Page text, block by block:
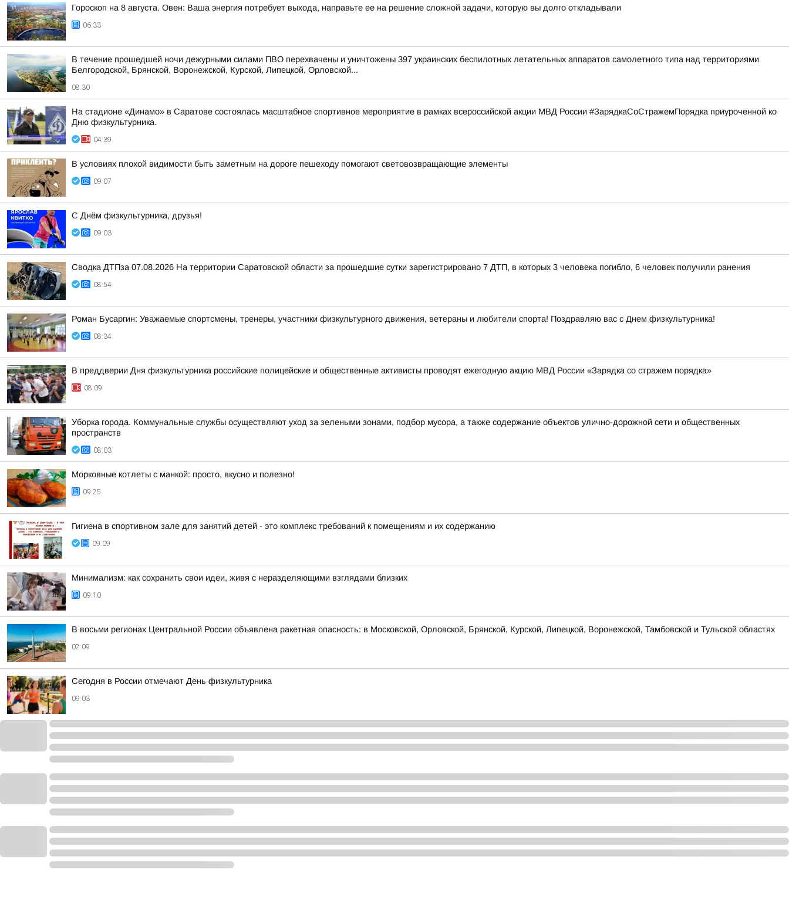
Гороскоп на 8 августа. Овен: Ваша энергия потребует выхода, направьте ее на решение сложной задачи, которую вы долго откладывали
06:33
В течение прошедшей ночи дежурными силами ПВО перехвачены и уничтожены 397 украинских беспилотных летательных аппаратов самолетного типа над территориями
Белгородской, Брянской, Воронежской, Курской, Липецкой, Орловской...
08:30
На стадионе «Динамо» в Саратове состоялась масштабное спортивное мероприятие в рамках всероссийской акции МВД России #ЗарядкаСоСтражемПорядка приуроченной ко
Дню физкультурника.
04:39
В условиях плохой видимости быть заметным на дороге пешеходу помогают световозвращающие элементы
09:07
С Днём физкультурника, друзья!
09:03
Сводка ДТПза 07.08.2026 На территории Саратовской области за прошедшие сутки зарегистрировано 7 ДТП, в которых 3 человека погибло, 6 человек получили ранения
08:54
Роман Бусаргин: Уважаемые спортсмены, тренеры, участники физкультурного движения, ветераны и любители спорта! Поздравляю вас с Днем физкультурника!
08:34
В преддверии Дня физкультурника российские полицейские и общественные активисты проводят ежегодную акцию МВД России «Зарядка со стражем порядка»
08:09
Уборка города. Коммунальные службы осуществляют уход за зелеными зонами, подбор мусора, а также содержание объектов улично-дорожной сети и общественных
пространств
08:03
Морковные котлеты с манкой: просто, вкусно и полезно!
09:25
Гигиена в спортивном зале для занятий детей - это комплекс требований к помещениям и их содержанию
09:09
Минимализм: как сохранить свои идеи, живя с неразделяющими взглядами близких
09:10
В восьми регионах Центральной России объявлена ракетная опасность: в Московской, Орловской, Брянской, Курской, Липецкой, Воронежской, Тамбовской и Тульской областях
02:09
Сегодня в России отмечают День физкультурника
09:03